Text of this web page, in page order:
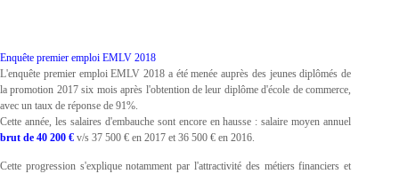
Enquête premier emploi EMLV 2018
L'enquête premier emploi EMLV 2018 a été menée auprès des jeunes diplômés de
la promotion 2017 six mois après l'obtention de leur diplôme d'école de commerce,
avec un taux de réponse de 91%.
Cette année, les salaires d'embauche sont encore en hausse : salaire moyen annuel
brut de 40 200 € v/s 37 500 € en 2017 et 36 500 € en 2016.
Cette progression s'explique notamment par l'attractivité des métiers financiers et